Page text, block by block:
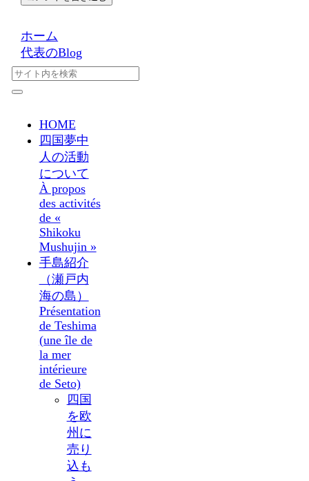
ホーム
代表のBlog
HOME
四国夢中
人の活動
について
À propos
des activités
de «
Shikoku
Mushujin »
手島紹介
（瀬戸内
海の島）
Présentation
de Teshima
(une île de
la mer
intérieure
de Seto)
四国
を欧
州に
売り
込も